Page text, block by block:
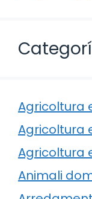
Agricoltura
Agricoltura
Agricoltura
Animali